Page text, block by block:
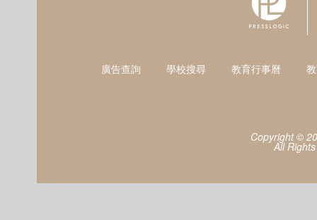
廣告查詢 學校搜尋 教育行事曆
Copyright ©
All